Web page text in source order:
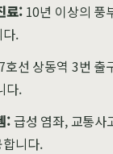
료:10년 이상의 풍
.
선 상동역 3번 출
다.
:급성 염좌, 교통사
니다.